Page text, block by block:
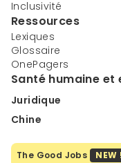
Inclusivité
Ressources
Lexiques
Glossaire
OnePagers
Santé humaine
Juridique
Chine
The Good Jobs NEW !